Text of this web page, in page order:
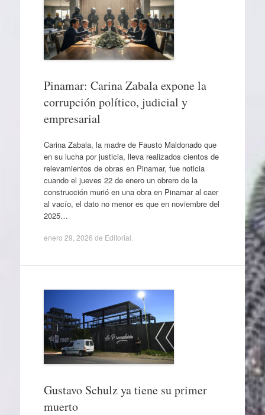
Pinamar: Carina Zabala expone la
corrupción político, judicial y
empresarial
Carina Zabala, la madre de Fausto Maldonado que
en su lucha por justicia, lleva realizados cientos de
relevamientos de obras en Pinamar, fue noticia
cuando el jueves 22 de enero un obrero de la
construcción murió en una obra en Pinamar al caer
al vacío, el dato no menor es que en noviembre del
2025…
enero 29, 2026 de Editorial
Gustavo Schulz ya tiene su primer
muerto